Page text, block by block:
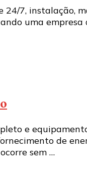
7, instalação,
uma
e
de
sem …